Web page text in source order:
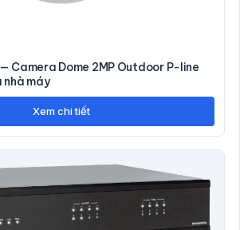
Camera Dome 2MP Outdoor P-line
nhà máy
Xem chi tiết